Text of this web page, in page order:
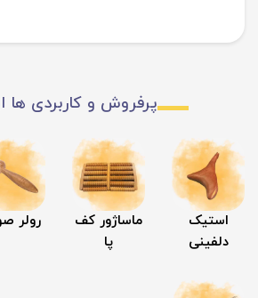
پرفروش و کاربردی ها
استیک
دلفینی
ماساژور کف
پا
رولر